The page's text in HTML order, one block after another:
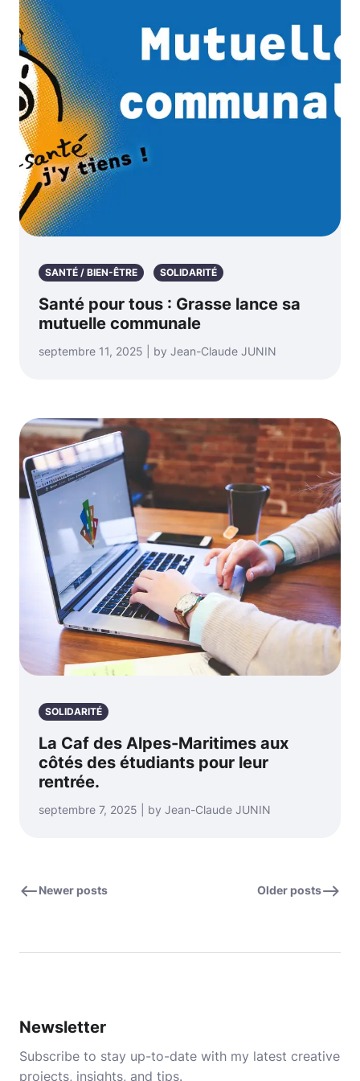
SANTÉ / BIEN-ÊTRE SOLIDARITÉ
Santé pour tous : Grasse lance sa
mutuelle communale
septembre 11, 2025 | by Jean-Claude JUNIN
SOLIDARITÉ
La Caf des Alpes-Maritimes aux
côtés des étudiants pour leur
rentrée.
septembre 7, 2025 | by Jean-Claude JUNIN
Newer posts Older posts
Newsletter
Subscribe to stay up-to-date with my latest creative
projects, insights, and tips.